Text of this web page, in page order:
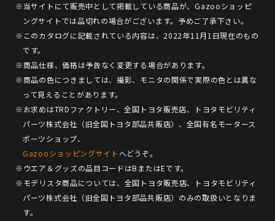
※当サイトにて販売中として掲載している商品が、Gazooショッピ
ングサイトでは品切れの場合がございます。予めご了承下さい。
※このカタログに記載されている内容は、2022年11月1日現在のもの
です。
※商品仕様、価格は予告なく変更する場合があります。
※商品の色につきましては、撮影、モニタの関係で実際の色とは異な
って見えることがあります。
※お求めはTRDファクトリー、全国トヨタ販売店、トヨタモビリティ
パーツ株式会社（旧全国トヨタ部品共販店）、全国有名モータース
ポーツショップ、
Gazooショッピングサイト へどうぞ。
※ウエア＆グッズの品目コードはBまたはEです。
※モデリスタ商品については、全国トヨタ販売店、トヨタモビリティ
パーツ株式会社（旧全国トヨタ部品共販店）のみの取扱いとなりま
す。